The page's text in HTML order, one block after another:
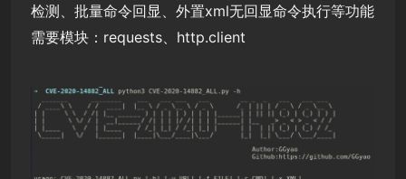
检测、批量命令回显、外置xml无回显命令执行等功能
需要模块：requests、http.client